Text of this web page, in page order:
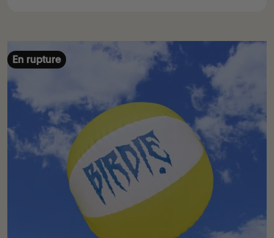
En rupture